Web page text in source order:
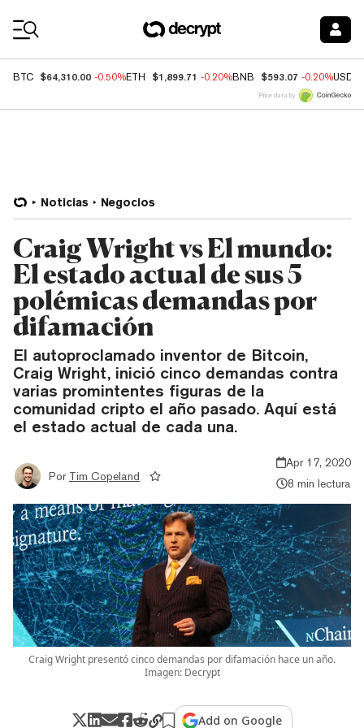
BTC $64,310.00 -0.50%ETH $1,899.71 -0.20%BNB $593.07 -0.20%USDC
Price data by
Noticias Negocios
Craig Wright vs El mundo:
El estado actual de sus 5
polémicas demandas por
difamación
El autoproclamado inventor de Bitcoin,
Craig Wright, inició cinco demandas contra
varias promintentes figuras de la
comunidad cripto el año pasado. Aquí está
el estado actual de cada una.
Por Tim Copeland
Apr 17, 2020
8 min lectura
Craig Wright presentó cinco demandas por difamación hace un año.
Imagen: Decrypt
Add on Google